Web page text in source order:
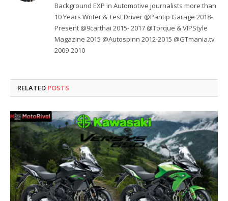
Background EXP in Automotive journalists more than
10 Years Writer & Test Driver @Pantip Garage 2018-
Present @9carthai 2015- 2017 @Torque & VIPStyle
Magazine 2015 @Autospinn 2012-2015 @GTmania.tv
2009-2010
RELATED POSTS